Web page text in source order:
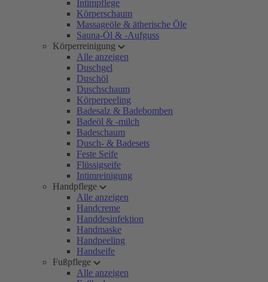
Intimpflege
Körperschaum
Massageöle & ätherische Öle
Sauna-Öl & -Aufguss
Körperreinigung
Alle anzeigen
Duschgel
Duschöl
Duschschaum
Körperpeeling
Badesalz & Badebomben
Badeöl & -milch
Badeschaum
Dusch- & Badesets
Feste Seife
Flüssigseife
Intimreinigung
Handpflege
Alle anzeigen
Handcreme
Handdesinfektion
Handmaske
Handpeeling
Handseife
Fußpflege
Alle anzeigen